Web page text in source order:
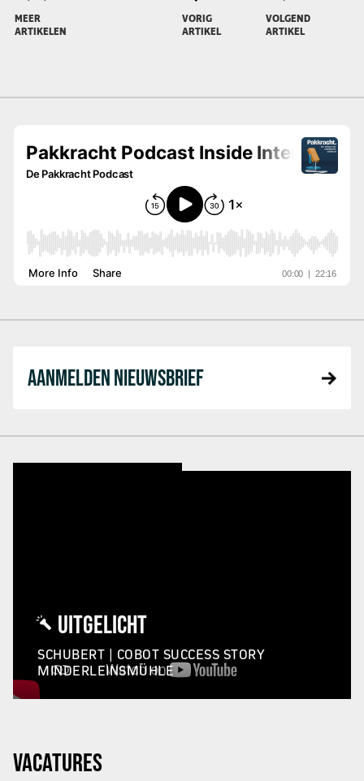
MEER
ARTIKELEN
VORIG
ARTIKEL
VOLGEND
ARTIKEL
AANMELDEN NIEUWSBRIEF
UITGELICHT
SCHUBERT | COBOT SUCCESS STORY
MINDERLEINSMÜHLE
VACATURES